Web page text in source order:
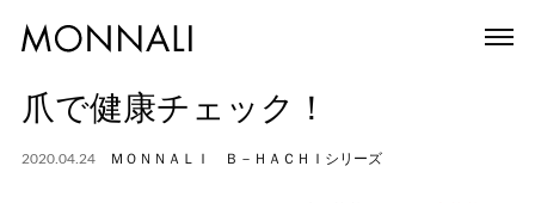
爪で健康チェック！
2020.04.24 ＭＯＮＮＡＬＩ Ｂ－ＨＡＣＨＩシリーズ